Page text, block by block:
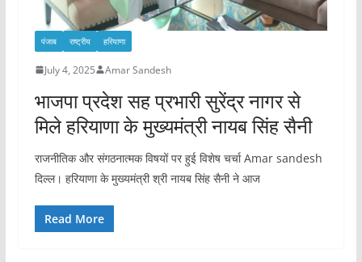
पंजाब राष्ट्रीय हरियाणा
July 4, 2025 Amar Sandesh
भाजपा प्रदेश सह प्रभारी सुरेंद्र नागर से
मिले हरियाणा के मुख्यमंत्री नायब सिंह सैनी
राजनीतिक और संगठनात्मक विषयों पर हुई विशेष चर्चा Amar sandesh
दिल्ल। हरियाणा के मुख्यमंत्री श्री नायब सिंह सैनी ने आज
Read More